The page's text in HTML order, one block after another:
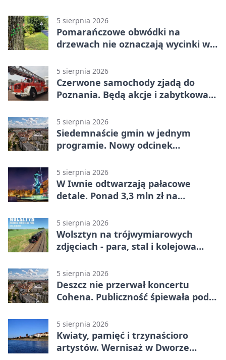
5 sierpnia 2026
Pomarańczowe obwódki na
drzewach nie oznaczają wycinki w
5 sierpnia 2026
Czerwone samochody zjadą do
Poznania. Będą akcje i zabytkowa
5 sierpnia 2026
Siedemnaście gmin w jednym
programie. Nowy odcinek
5 sierpnia 2026
W Iwnie odtwarzają pałacowe
detale. Ponad 3,3 mln zł na
5 sierpnia 2026
Wolsztyn na trójwymiarowych
zdjęciach - para, stal i kolejowa
5 sierpnia 2026
Deszcz nie przerwał koncertu
Cohena. Publiczność śpiewała pod
5 sierpnia 2026
Kwiaty, pamięć i trzynaścioro
artystów. Wernisaż w Dworze